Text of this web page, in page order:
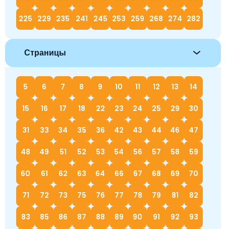
225 229 235 241 245 253 259 268 274 282
Страницы
5 6 7 8 9 10 11 12 13 14
15 16 17 18 22 23 24 25 29 30
31 33 34 35 36 42 43 44 46 47
48 49 51 52 53 54 56 57 58 59
60 61 62 63 64 66 67 68 69 70
71 72 73 75 76 77 78 79 81 82
83 85 86 87 88 89 90 91 92 93